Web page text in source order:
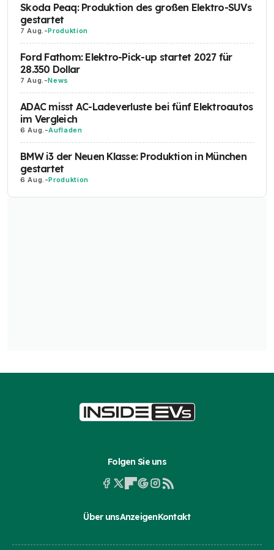
Skoda Peaq: Produktion des großen Elektro-SUVs
gestartet
7 Aug. -Produktion
Ford Fathom: Elektro-Pick-up startet 2027 für
28.350 Dollar
7 Aug. -News
ADAC misst AC-Ladeverluste bei fünf Elektroautos
im Vergleich
6 Aug. -Aufladen
BMW i3 der Neuen Klasse: Produktion in München
gestartet
6 Aug. -Produktion
Folgen Sie uns
Über unsAnzeigenKontakt